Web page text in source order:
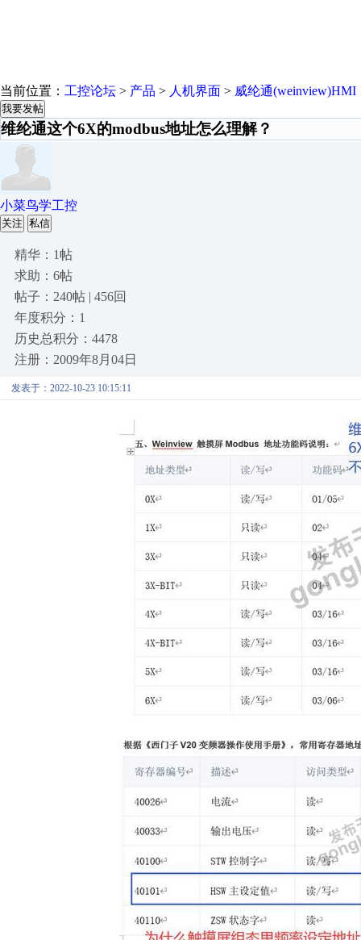
当前位置： 工控论坛 > 产品 > 人机界面 > 威纶通(weinview)HMI
我要发帖
维纶通这个6X的modbus地址怎么理解？
小菜鸟学工控
关注 私信
精华：1帖
求助：6帖
帖子：240帖 | 456回
年度积分：1
历史总积分：4478
注册：2009年8月04日
发表于：2022-10-23 10:15:11